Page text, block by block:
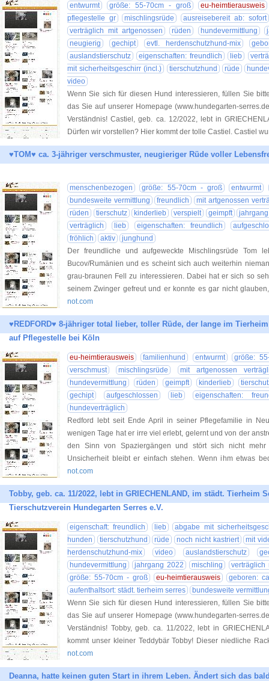
entwurmt größe: 55-70cm - groß
eu-heimtierausweis
pflegestelle gr
mischlingsrüde
ausreisebereit ab: sofort
verträglich mit artgenossen
rüden hundevermittlung
neugierig
gechipt evtl. herdenschutzhund-mix
auslandstierschutz
eigenschaften: freundlich lieb
mit sicherheitsgeschirr (incl.)
tierschutzhund rüde
video
Wenn Sie sich für diesen Hund interessieren, füllen Sie
das Sie auf unserer Homepage (www.hundegarten-
Verständnis! Castiel, geb. ca. 12/2022, lebt in
Dürfen wir vorstellen? Hier kommt der tolle Castiel. Castiel
♥TOM♥ ca. 3-jähriger verschmuster, neugieriger Rüde voller
menschenbezogen größe: 55-70cm - groß
entwurmt
bundesweite vermittlung
freundlich
mit artgenossen
rüden
tierschutz kinderlieb verspielt geimpft
verträglich
lieb eigenschaften: freundlich
fröhlich
aktiv
junghund
Der freundliche und aufgeweckte Mischlingsrüde Tom
Bucov/Rumänien und es scheint sich auch weiterhin
grau-braunen Fell zu interessieren. Dabei hat er sich so
seinem Zwinger gefreut und er konnte es gar nicht
not.com
♥REDFORD♥ 8-jähriger total lieber, toller Rüde, der lange im
auf Pflegestelle bei Köln
eu-heimtierausweis familienhund entwurmt
größe:
verschmust
mischlingsrüde
mit artgenossen
hundevermittlung
rüden geimpft kinderlieb
gechipt
aufgeschlossen lieb
eigenschaften:
hundeverträglich
Redford lebt seit Ende April in seiner Pflegefamilie in
wenigen Tage hat er irre viel erlebt, gelernt und von der
den Sinn von Spaziergängen und stört sich nicht mehr
Unsicherheit bleibt er einfach stehen. Wenn ihm etwas
not.com
Tobby, geb. ca. 11/2022, lebt in GRIECHENLAND, im städt. Tierheim
Tierschutzverein Hundegarten Serres e.V.
eigenschaft: freundlich lieb
abgabe mit
hunden
tierschutzhund rüde noch nicht kastriert
mit
herdenschutzhund-mix
video auslandstierschutz
hundevermittlung
jahrgang 2022 mischling
verträglich
größe: 55-70cm - groß
eu-heimtierausweis
geboren:
aufenthaltsort: städt. tierheim serres
bundesweite
Wenn Sie sich für diesen Hund interessieren, füllen Sie
das Sie auf unserer Homepage (www.hundegarten-
Verständnis! Tobby, geb. ca. 11/2022, lebt in
kommt unser kleiner Teddybär Tobby! Dieser niedliche
not.com
Deanna, hatte keinen guten Start in ihrem Leben. Ändert sich das